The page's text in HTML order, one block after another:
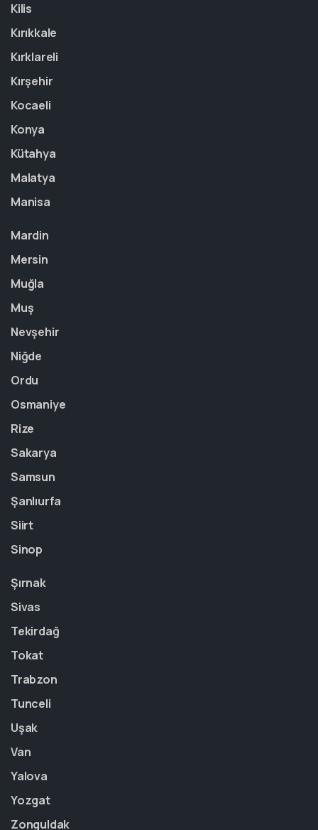
Kilis
Kırıkkale
Kırklareli
Kırşehir
Kocaeli
Konya
Kütahya
Malatya
Manisa
Mardin
Mersin
Muğla
Muş
Nevşehir
Niğde
Ordu
Osmaniye
Rize
Sakarya
Samsun
Şanlıurfa
Siirt
Sinop
Şırnak
Sivas
Tekirdağ
Tokat
Trabzon
Tunceli
Uşak
Van
Yalova
Yozgat
Zonguldak